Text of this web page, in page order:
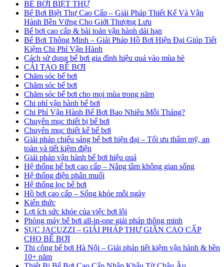
BỂ BƠI BIỆT THỰ
Bể Bơi Biệt Thự Cao Cấp – Giải Pháp Thiết Kế Và Vận
Hành Bền Vững Cho Giới Thượng Lưu
Bể bơi cao cấp & bài toán vận hành dài hạn
Bể Bơi Thông Minh – Giải Pháp Hồ Bơi Hiện Đại Giúp Tiết
Kiệm Chi Phí Vận Hành
Cách sử dụng bể bơi gia đình hiệu quả vào mùa hè
CẢI TẠO BỂ BƠI
Chăm sóc bể bơi
Chăm sóc bể bơi
Chăm sóc bể bơi cho mọi mùa trong năm
Chi phí vận hành bể bơi
Chi Phí Vận Hành Bể Bơi Bao Nhiêu Mỗi Tháng?
Chuyên mục thiết bị bể bơi
Chuyên mục thiết kế bể bơi
Giải pháp chiếu sáng bể bơi hiện đại – Tối ưu thẩm mỹ, an
toàn và tiết kiệm điện
Giải pháp vận hành bể bơi hiệu quả
Hệ thống bể bơi cao cấp – Nâng tầm không gian sống
Hệ thống điện phân muối
Hệ thống lọc bể bơi
Hồ bơi cao cấp – Sống khỏe mỗi ngày
Kiến thức
Lợi ích sức khỏe của việc bơi lội
Phòng máy bể bơi all-in-one giải pháp thông minh
SỤC JACUZZI – GIẢI PHÁP THƯ GIÃN CAO CẤP
CHO BỂ BƠI
Thi công bể bơi Hà Nội – Giải pháp tiết kiệm vận hành & bền
10+ năm